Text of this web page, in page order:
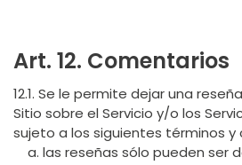
Art. 12. Comentarios
12.1. Se le permite dejar una
Sitio sobre el Servicio y/o los
sujeto a los siguientes términos y
a. las reseñas sólo pueden ser